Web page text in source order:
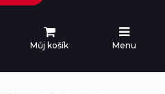
Můj košík Menu